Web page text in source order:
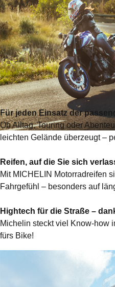
Für jeden Einsatz der
Ob Alltag, Touring oder
leichten Gelände überzeugt –
Reifen, auf die Sie sich
Mit MICHELIN Motorradreifen
Fahrgefühl – besonders auf
Hightech für die Straße –
Michelin steckt viel Know-how
fürs Bike!